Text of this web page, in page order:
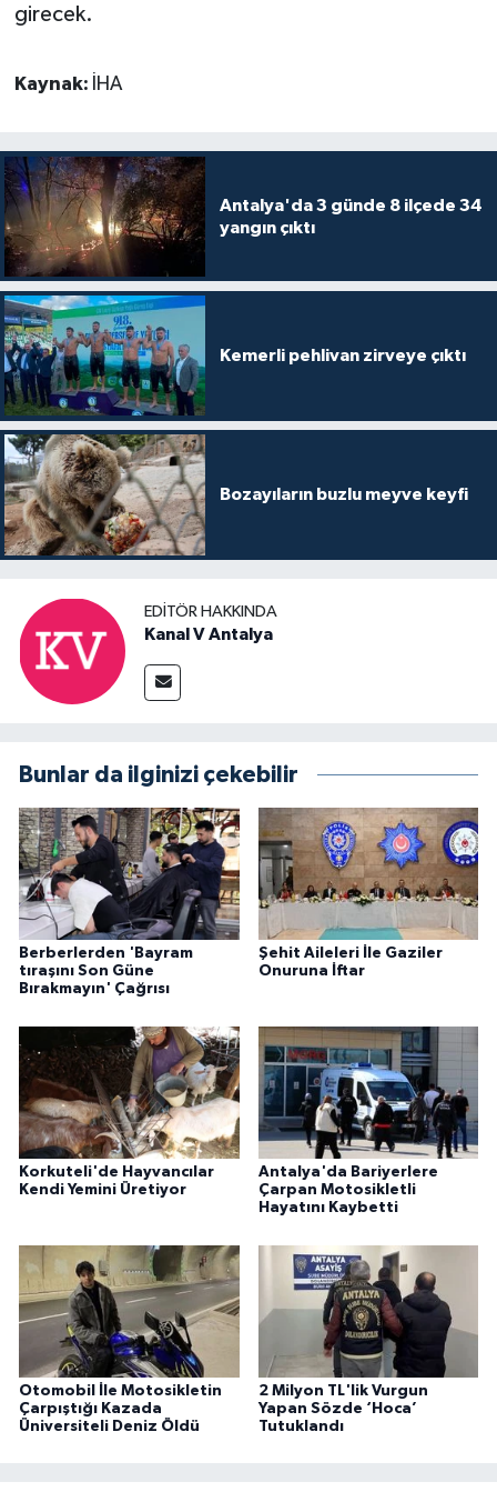
girecek.
Kaynak: İHA
Antalya'da 3 günde 8 ilçede 34
yangın çıktı
Kemerli pehlivan zirveye çıktı
Bozayıların buzlu meyve keyfi
EDITÖR HAKKINDA
Kanal V Antalya
Bunlar da ilginizi çekebilir
Berberlerden 'Bayram
tıraşını Son Güne
Bırakmayın' Çağrısı
Şehit Aileleri İle Gaziler
Onuruna İftar
Korkuteli'de Hayvancılar
Kendi Yemini Üretiyor
Antalya'da Bariyerlere
Çarpan Motosikletli
Hayatını Kaybetti
Otomobil İle Motosikletin
Çarpıştığı Kazada
Üniversiteli Deniz Öldü
2 Milyon TL'lik Vurgun
Yapan Sözde ‘Hoca’
Tutuklandı